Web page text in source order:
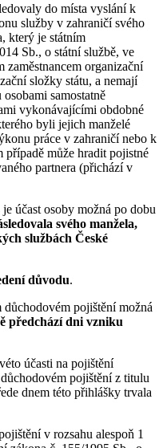
do místa vyslání k
služby v zahraničí svého
který je státním
Sb., o státní službě, ve
zaměstnancem organizační
složky státu, a nemají
samostatně
vykonávajícími obdobné
byli jejich manželé
práce v zahraničí nebo k
může hradit pojistné
partnera (přichází v
účast osoby možná po dobu
svého manžela,
službách České
důvodu.
pojištění možná
předchází dni vzniku
účasti na pojištění
pojištění z titulu
dnem této přihlášky trvala
v rozsahu alespoň 1